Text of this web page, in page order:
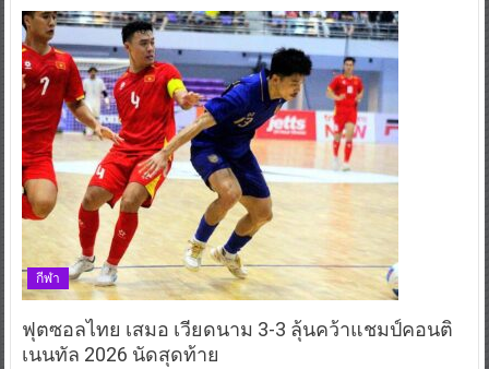
กีฬา
ฟุตซอลไทย เสมอ เวียดนาม 3-3 ลุ้นคว้าแชมป์คอนติ
เนนทัล 2026 นัดสุดท้าย